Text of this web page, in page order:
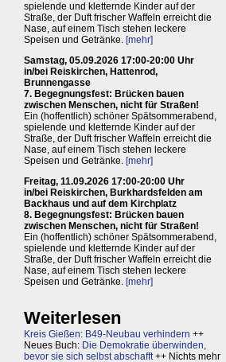
spielende und kletternde Kinder auf der
Straße, der Duft frischer Waffeln erreicht die
Nase, auf einem Tisch stehen leckere
Speisen und Getränke. [mehr]
Samstag, 05.09.2026 17:00-20:00 Uhr
in/bei Reiskirchen, Hattenrod,
Brunnengasse
7. Begegnungsfest: Brücken bauen
zwischen Menschen, nicht für Straßen!
Ein (hoffentlich) schöner Spätsommerabend,
spielende und kletternde Kinder auf der
Straße, der Duft frischer Waffeln erreicht die
Nase, auf einem Tisch stehen leckere
Speisen und Getränke. [mehr]
Freitag, 11.09.2026 17:00-20:00 Uhr
in/bei Reiskirchen, Burkhardsfelden am
Backhaus und auf dem Kirchplatz
8. Begegnungsfest: Brücken bauen
zwischen Menschen, nicht für Straßen!
Ein (hoffentlich) schöner Spätsommerabend,
spielende und kletternde Kinder auf der
Straße, der Duft frischer Waffeln erreicht die
Nase, auf einem Tisch stehen leckere
Speisen und Getränke. [mehr]
Weiterlesen
Kreis Gießen: B49-Neubau verhindern ++
Neues Buch: Die Demokratie überwinden,
bevor sie sich selbst abschafft++ Nichts mehr